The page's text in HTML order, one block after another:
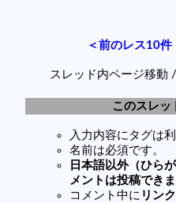
＜前のレス10件
スレッド内ページ移動 /
このスレッ
入力内容にタグは
名前は必須です。
日本語以外（ひら
メントは投稿できま
コメント中に リン